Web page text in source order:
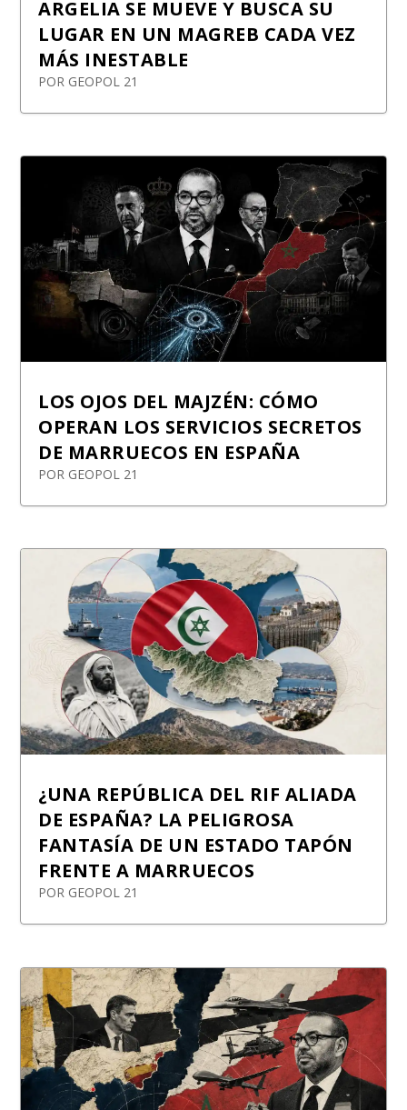
ARGELIA SE MUEVE Y BUSCA SU
LUGAR EN UN MAGREB CADA VEZ
MÁS INESTABLE
POR GEOPOL 21
LOS OJOS DEL MAJZÉN: CÓMO
OPERAN LOS SERVICIOS SECRETOS
DE MARRUECOS EN ESPAÑA
POR GEOPOL 21
¿UNA REPÚBLICA DEL RIF ALIADA
DE ESPAÑA? LA PELIGROSA
FANTASÍA DE UN ESTADO TAPÓN
FRENTE A MARRUECOS
POR GEOPOL 21